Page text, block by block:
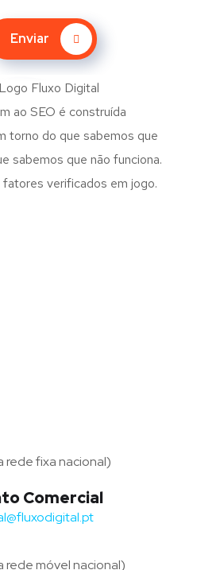
Enviar
ao SEO é construída
torno do que sabemos que
sabemos que não funciona.
verificados em jogo.
rede fixa nacional)
Comercial
rede móvel nacional)